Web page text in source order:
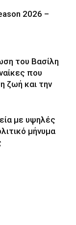
2026 –
του Βασίλη
που
ζωή και την
με υψηλές
μήνυμα